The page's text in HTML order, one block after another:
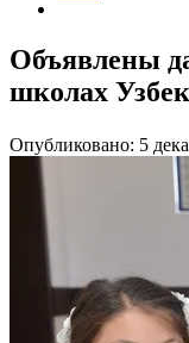
Объявлены
школах
Опубликовано: 5